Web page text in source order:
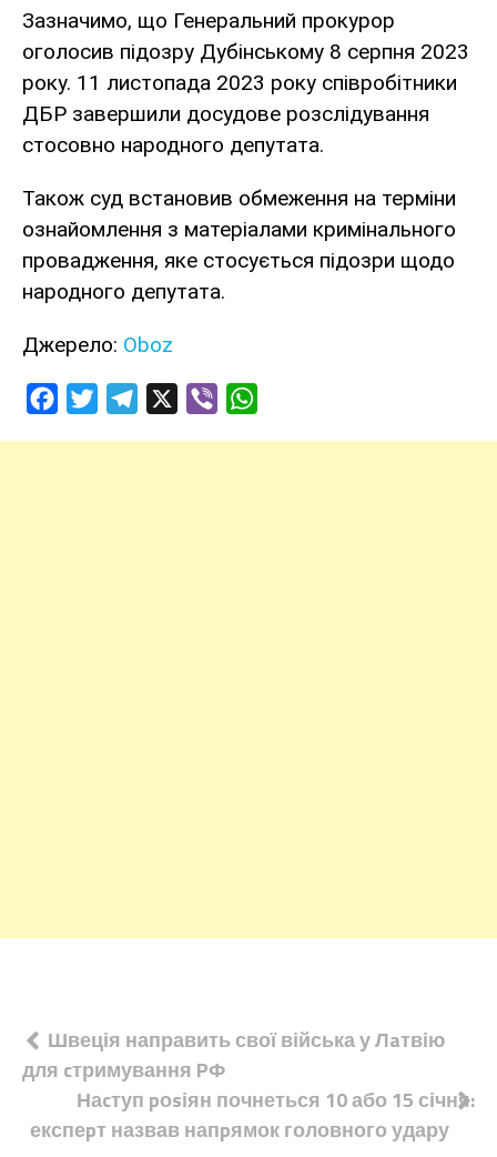
Зазначимо, що Генеральний прокурор
оголосив підозру Дубінському 8 серпня 2023
року. 11 листопада 2023 року співробітники
ДБР завершили досудове розслідування
стосовно народного депутата.
Також суд встановив обмеження на терміни
ознайомлення з матеріалами кримінального
провадження, яке стосується підозри щодо
народного депутата.
Джерело: Oboz
FacebookTwitterTelegram Viber
Навігація
записів
Швеція направить свої війська у Лaтвію
для cтримування PФ
Наcтуп pоsіян почнеться 10 або 15 січня:
експеpт назвав напpямок головного удару